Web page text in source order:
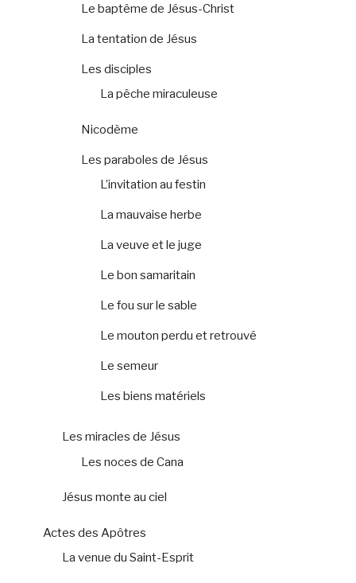
Le baptême de Jésus-Christ
La tentation de Jésus
Les disciples
La pêche miraculeuse
Nicodème
Les paraboles de Jésus
L’invitation au festin
La mauvaise herbe
La veuve et le juge
Le bon samaritain
Le fou sur le sable
Le mouton perdu et retrouvé
Le semeur
Les biens matériels
Les miracles de Jésus
Les noces de Cana
Jésus monte au ciel
Actes des Apôtres
La venue du Saint-Esprit